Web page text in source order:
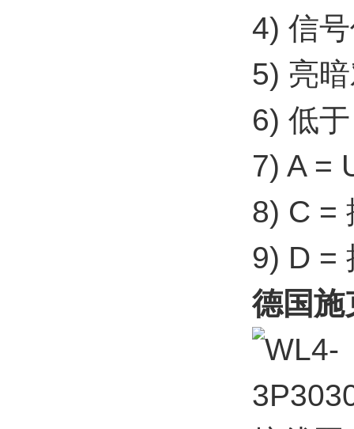
4) 信
5) 亮
6) 低
7) A =
8) C =
9) D =
德国施